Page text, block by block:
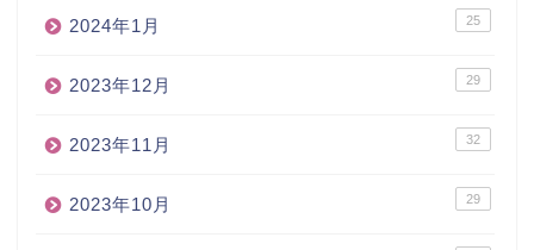
2024年1月 25
2023年12月 29
2023年11月 32
2023年10月 29